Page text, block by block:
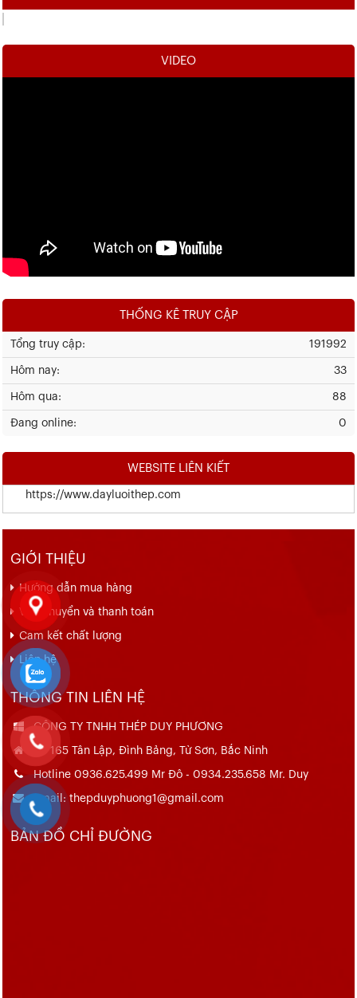
VIDEO
THỐNG KÊ TRUY CẬP
191992
Tổng truy cập:
33
Hôm nay:
88
Hôm qua:
0
Đang online:
WEBSITE LIÊN KIẾT
https://www.dayluoithep.com
GIỚI THIỆU
Hướng dẫn mua hàng
Vận chuyển và thanh toán
Cam kết chất lượng
Liên hệ
THÔNG TIN LIÊN HỆ
CÔNG TY TNHH THÉP DUY PHƯƠNG
Số 165 Tân Lập, Đình Bảng, Từ Sơn, Bắc Ninh
Hotline 0936.625.499 Mr Đô - 0934.235.658 Mr. Duy
Email: thepduyphuong1@gmail.com
BẢN ĐỒ CHỈ ĐƯỜNG